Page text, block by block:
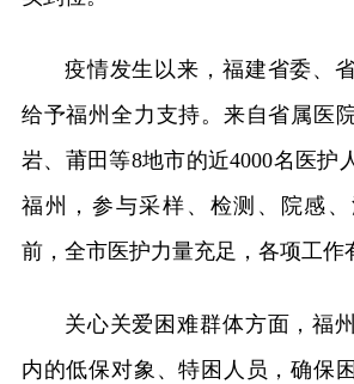
疫情发生以来，福建省委、
给予福州全力支持。来自省属医
岩、莆田等8地市的近4000名医护
福州，参与采样、检测、院感、
前，全市医护力量充足，各项工作
关心关爱困难群体方面，福
内的低保对象、特困人员，确保